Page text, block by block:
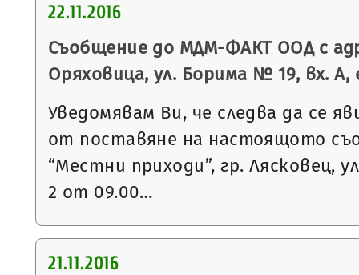
22.11.2016
Съобщение до МДМ-ФАКТ ООД с
Оряховица, ул. Борима № 19, вх. А,
Уведомявам Ви, че следва да се
от поставяне на настоящото
“Местни приходи”, гр. Лясковец,
2 от 09.00…
21.11.2016